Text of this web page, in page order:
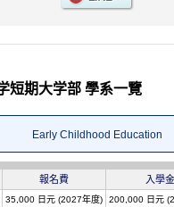
短期大学部 學系一覽
Early Childhood Education
報名費 入學金
35,000 日元 (2027年度) 200,000 日元